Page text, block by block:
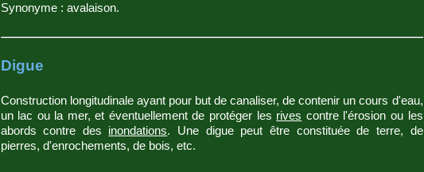
Synonyme : avalaison.
Digue
Construction longitudinale ayant pour but de canaliser, de contenir un cours d'eau,
un lac ou la mer, et éventuellement de protéger les rives contre l'érosion ou les
abords contre des inondations. Une digue peut être constituée de terre, de
pierres, d'enrochements, de bois, etc.